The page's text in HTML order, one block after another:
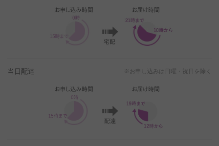
当日配達 ※お申し込みは日曜・祝日を除く